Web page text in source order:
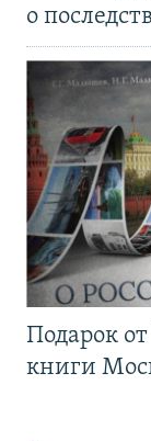
о
Подарок
книги